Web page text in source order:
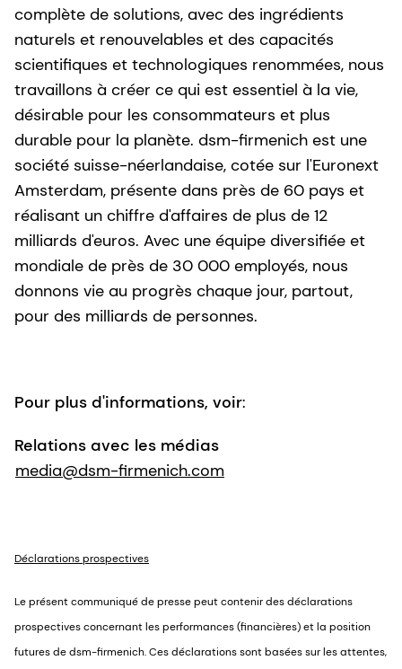
complète de solutions, avec des ingrédients
naturels et renouvelables et des capacités
scientifiques et technologiques renommées, nous
travaillons à créer ce qui est essentiel à la vie,
désirable pour les consommateurs et plus
durable pour la planète. dsm-firmenich est une
société suisse-néerlandaise, cotée sur l'Euronext
Amsterdam, présente dans près de 60 pays et
réalisant un chiffre d'affaires de plus de 12
milliards d'euros. Avec une équipe diversifiée et
mondiale de près de 30 000 employés, nous
donnons vie au progrès chaque jour, partout,
pour des milliards de personnes.
Pour plus d'informations, voir:
Relations avec les médias
media@dsm-firmenich.com
Déclarations prospectives
Le présent communiqué de presse peut contenir des déclarations
prospectives concernant les performances (financières) et la position
futures de dsm-firmenich. Ces déclarations sont basées sur les attentes,